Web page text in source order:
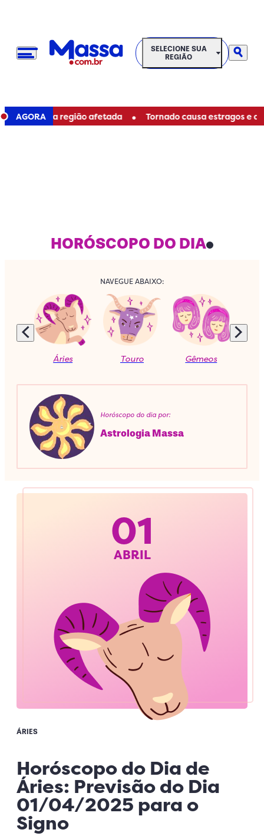
SELECIONE SUA REGIÃO
SELECIONE SUA
REGIÃO
AGORA
veja região afetada • Tornado causa estragos e deixa
HORÓSCOPO DO DIA
NAVEGUE ABAIXO:
Áries Touro Gêmeos
Horóscopo do dia por:
Astrologia Massa
01
ABRIL
ÁRIES
Horóscopo do Dia de
Áries: Previsão do Dia
01/04/2025 para o
Signo